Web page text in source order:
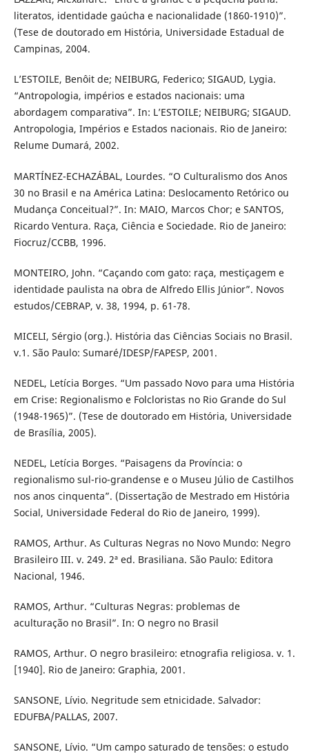
literatos, identidade gaúcha e nacionalidade (1860-1910)”.
(Tese de doutorado em História, Universidade Estadual de
Campinas, 2004.
L’ESTOILE, Benôit de; NEIBURG, Federico; SIGAUD, Lygia.
“Antropologia, impérios e estados nacionais: uma
abordagem comparativa”. In: L’ESTOILE; NEIBURG; SIGAUD.
Antropologia, Impérios e Estados nacionais. Rio de Janeiro:
Relume Dumará, 2002.
MARTÍNEZ-ECHAZÁBAL, Lourdes. “O Culturalismo dos Anos
30 no Brasil e na América Latina: Deslocamento Retórico ou
Mudança Conceitual?”. In: MAIO, Marcos Chor; e SANTOS,
Ricardo Ventura. Raça, Ciência e Sociedade. Rio de Janeiro:
Fiocruz/CCBB, 1996.
MONTEIRO, John. “Caçando com gato: raça, mestiçagem e
identidade paulista na obra de Alfredo Ellis Júnior”. Novos
estudos/CEBRAP, v. 38, 1994, p. 61-78.
MICELI, Sérgio (org.). História das Ciências Sociais no Brasil.
v.1. São Paulo: Sumaré/IDESP/FAPESP, 2001.
NEDEL, Letícia Borges. “Um passado Novo para uma História
em Crise: Regionalismo e Folcloristas no Rio Grande do Sul
(1948-1965)”. (Tese de doutorado em História, Universidade
de Brasília, 2005).
NEDEL, Letícia Borges. “Paisagens da Província: o
regionalismo sul-rio-grandense e o Museu Júlio de Castilhos
nos anos cinquenta”. (Dissertação de Mestrado em História
Social, Universidade Federal do Rio de Janeiro, 1999).
RAMOS, Arthur. As Culturas Negras no Novo Mundo: Negro
Brasileiro III. v. 249. 2ª ed. Brasiliana. São Paulo: Editora
Nacional, 1946.
RAMOS, Arthur. “Culturas Negras: problemas de
aculturação no Brasil”. In: O negro no Brasil
RAMOS, Arthur. O negro brasileiro: etnografia religiosa. v. 1.
[1940]. Rio de Janeiro: Graphia, 2001.
SANSONE, Lívio. Negritude sem etnicidade. Salvador:
EDUFBA/PALLAS, 2007.
SANSONE, Lívio. “Um campo saturado de tensões: o estudo